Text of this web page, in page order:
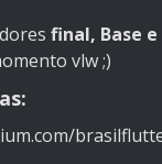
final, Base e
vlw ;)